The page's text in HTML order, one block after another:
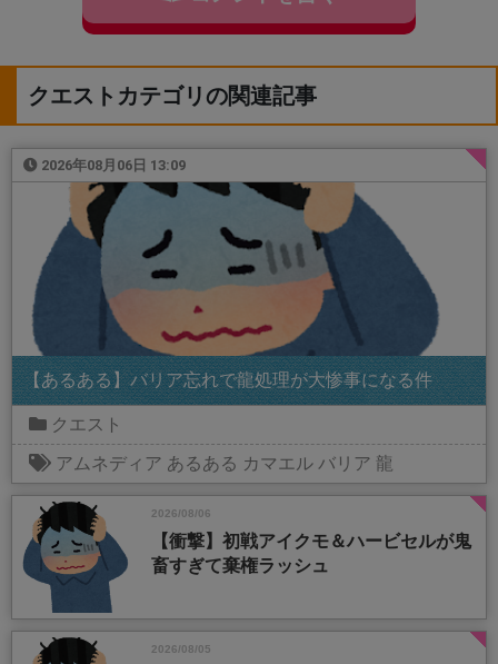
クエストカテゴリの関連記事
2026年08月06日 13:09
【あるある】バリア忘れで龍処理が大惨事になる件
クエスト
アムネディア あるある カマエル バリア 龍
2026/08/06
【衝撃】初戦アイクモ＆ハービセルが鬼
畜すぎて棄権ラッシュ
2026/08/05